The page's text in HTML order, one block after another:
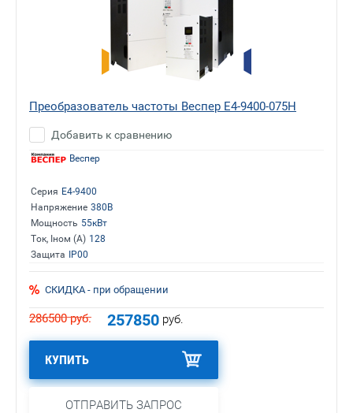
Преобразователь частоты Веспер E4-9400-075H
Добавить к сравнению
Веспер
Серия E4-9400
Напряжение 380В
Мощность 55кВт
Ток, Iном (А) 128
Защита IP00
СКИДКА - при обращении
286500руб. 257850 руб.
КУПИТЬ
ОТПРАВИТЬ ЗАПРОС